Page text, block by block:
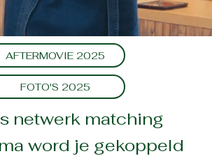
AFTERMOVIE 2025
FOTO'S 2025
netwerk matching
word je gekoppeld